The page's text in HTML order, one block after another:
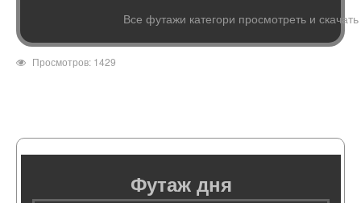
Все футажи категори просмотреть и скачать
Просмотров: 1429
Футаж дня